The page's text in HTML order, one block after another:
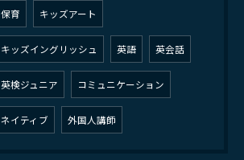
保育 キッズアート
キッズイングリッシュ 英語 英会話
英検ジュニア コミュニケーション
ネイティブ 外国人講師